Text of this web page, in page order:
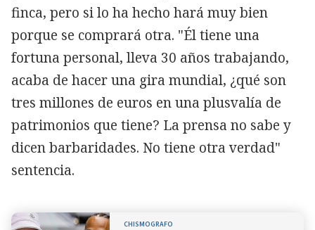
finca, pero si lo ha hecho hará muy bien
porque se comprará otra. "Él tiene una
fortuna personal, lleva 30 años trabajando,
acaba de hacer una gira mundial, ¿qué son
tres millones de euros en una plusvalía de
patrimonios que tiene? La prensa no sabe y
dicen barbaridades. No tiene otra verdad"
sentencia.
CHISMOGRAFO